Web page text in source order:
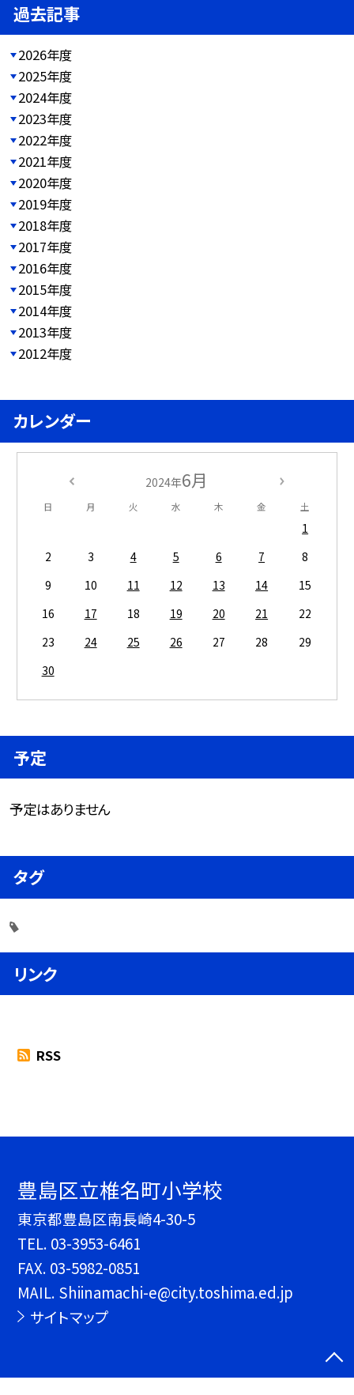
過去記事
2026年度
2025年度
2024年度
2023年度
2022年度
2021年度
2020年度
2019年度
2018年度
2017年度
2016年度
2015年度
2014年度
2013年度
2012年度
カレンダー
2024年6月
日 月 火 水 木 金 土
1
2
3 4 5 6 7
8
9
10 11 12 13 14
15
16
17 18 19 20 21
22
23
24 25 26 27 28
29
30
予定
予定はありません
タグ
リンク
RSS
豊島区立椎名町小学校
東京都豊島区南長崎4-30-5
TEL. 03-3953-6461
FAX. 03-5982-0851
MAIL. Shiinamachi-e@city.toshima.ed.jp
サイトマップ